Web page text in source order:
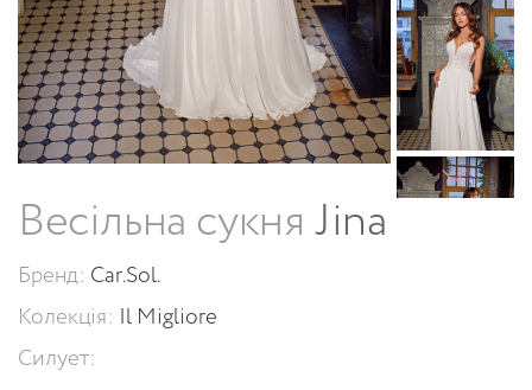
Весільна сукня Jina
Бренд: Car.Sol.
Колекція: Il Migliore
Силует: